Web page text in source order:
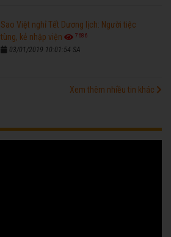
Sao Việt nghỉ Tết Dương lịch: Người tiệc
tùng, kẻ nhập viện
7686
03/01/2019 10:01:54 SA
Xem thêm nhiều tin khác